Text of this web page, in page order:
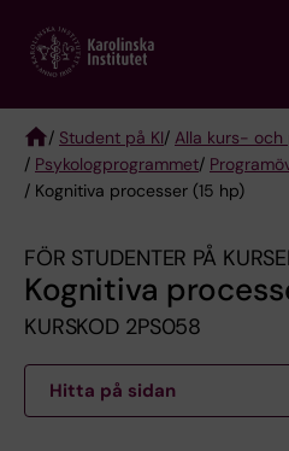
main
Breadcrumb
/ Student på KI/ Alla kurs-
/ Psykologprogrammet/
/ Kognitiva processer (15 hp)
FÖR STUDENTER PÅ
Kognitiva
KURSKOD 2PS058
Hitta på sidan